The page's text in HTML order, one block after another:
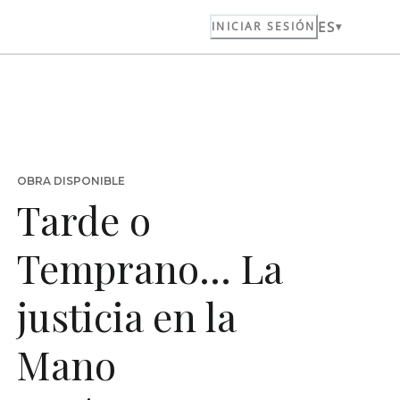
INICIAR SESIÓN ES
OBRA DISPONIBLE
Tarde o
Temprano... La
justicia en la
Mano